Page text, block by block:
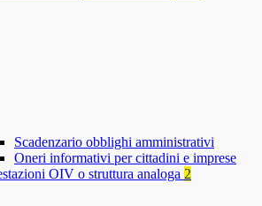
Scadenzario obblighi amministrativi
Oneri informativi per cittadini e imprese
OIV o struttura analoga 2